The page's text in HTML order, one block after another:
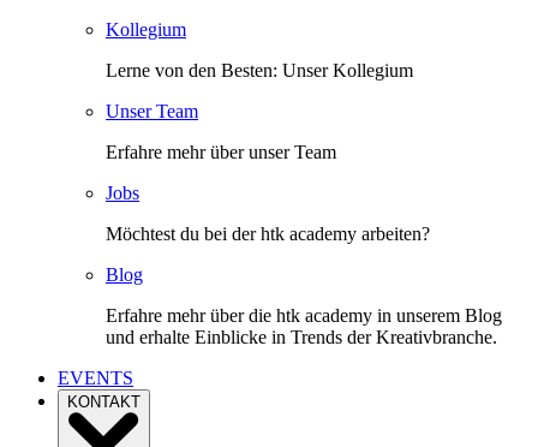
Kollegium
Lerne von den Besten: Unser Kollegium
Unser Team
Erfahre mehr über unser Team
Jobs
Möchtest du bei der htk academy arbeiten?
Blog
Erfahre mehr über die htk academy in unserem Blog
und erhalte Einblicke in Trends der Kreativbranche.
EVENTS
KONTAKT